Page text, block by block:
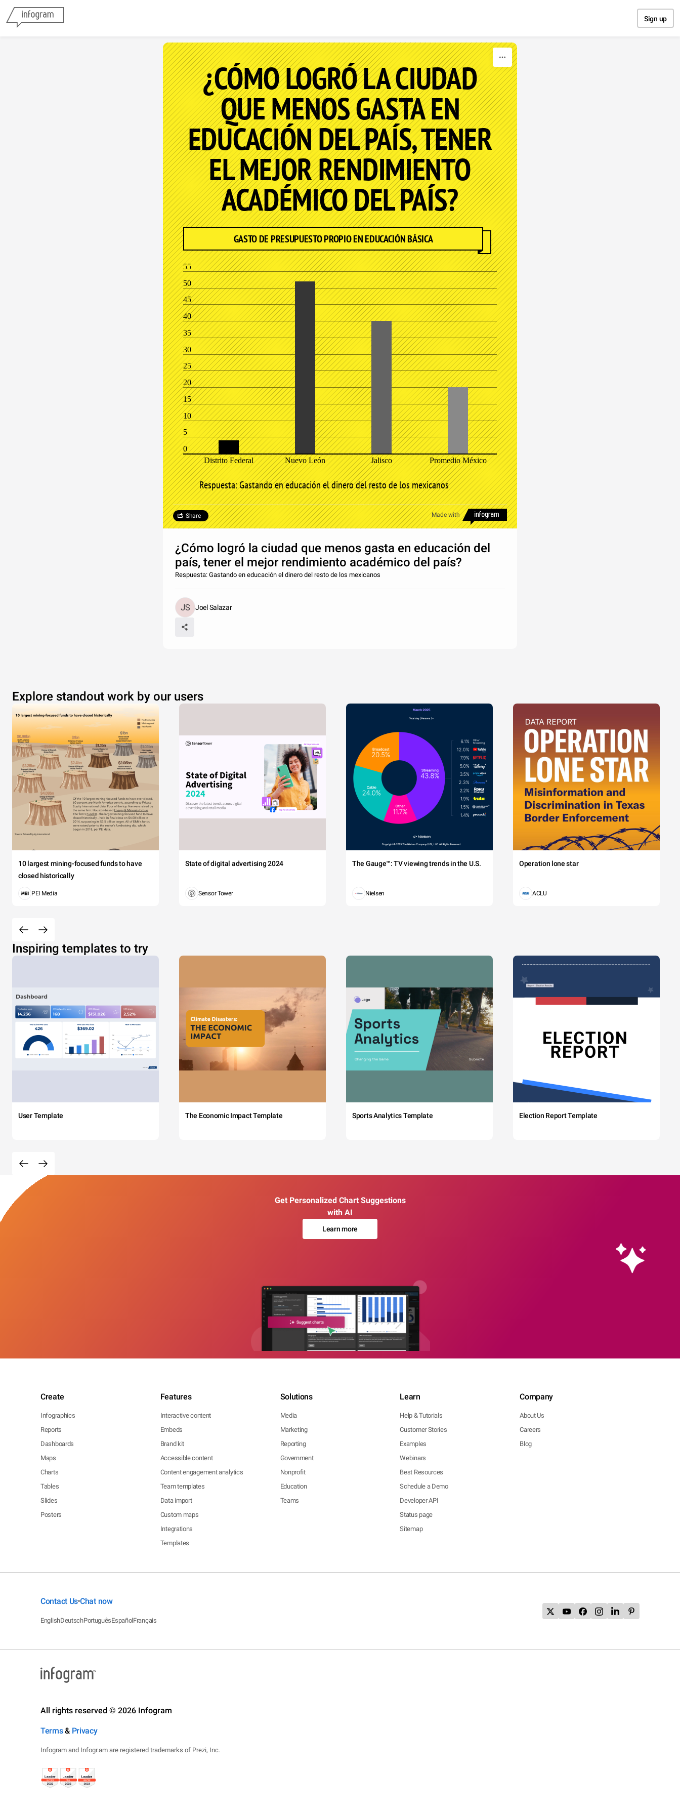
Sign up
¿CÓMO LOGRÓ LA CIUDAD
QUE MENOS GASTA EN
EDUCACIÓN DEL PAÍS, TENER
EL MEJOR RENDIMIENTO
ACADÉMICO DEL PAÍS?
GASTO DE PRESUPUESTO PROPIO EN EDUCACIÓN BÁSICA
55
50
45
40
35
30
25
20
15
10
5
0
Distrito Federal
Nuevo León Jalisco Promedio México
Respuesta: Gastando en educación el dinero del resto de los mexicanos
Made with
Share
¿Cómo logró la ciudad que menos gasta en educación del
país, tener el mejor rendimiento académico del país?
Respuesta: Gastando en educación el dinero del resto de los mexicanos
Joel Salazar
Explore standout work by our users
10 largest mining-focused funds to have
closed historically
PEI Media
State of digital advertising 2024
Sensor Tower
The Gauge™: TV viewing trends in the U.S.
Nielsen
Operation lone star
ACLU
Inspiring templates to try
User Template The Economic Impact Template Sports Analytics Template Election Report Template
Get Personalized Chart Suggestions
with AI
Learn more
Create
Infographics
Reports
Dashboards
Maps
Charts
Tables
Slides
Posters
Features
Interactive content
Embeds
Brand kit
Accessible content
Content engagement analytics
Team templates
Data import
Custom maps
Integrations
Templates
Solutions
Media
Marketing
Reporting
Government
Nonprofit
Education
Teams
Learn
Help & Tutorials
Customer Stories
Examples
Webinars
Best Resources
Schedule a Demo
Developer API
Status page
Sitemap
Company
About Us
Careers
Blog
Contact Us•Chat now
EnglishDeutschPortuguêsEspañolFrançais
All rights reserved © 2026 Infogram
Terms& Privacy
Infogram and Infogr.am are registered trademarks of Prezi, Inc.